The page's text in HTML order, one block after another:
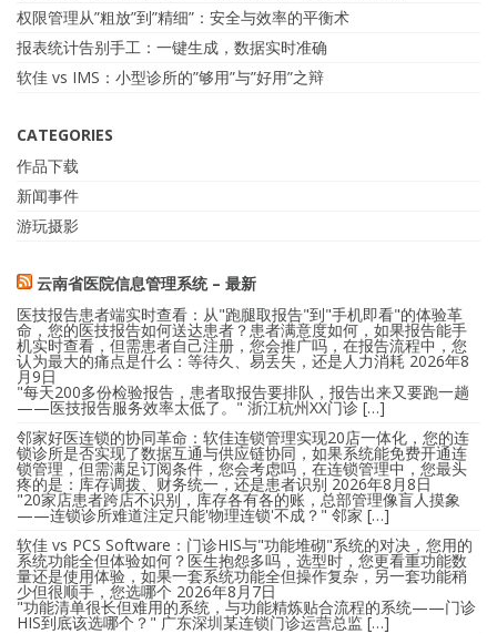
权限管理从”粗放”到”精细”：安全与效率的平衡术
报表统计告别手工：一键生成，数据实时准确
软佳 vs IMS：小型诊所的”够用”与”好用”之辩
CATEGORIES
作品下载
新闻事件
游玩摄影
云南省医院信息管理系统 – 最新
医技报告患者端实时查看：从"跑腿取报告"到"手机即看"的体验革
命，您的医技报告如何送达患者？患者满意度如何，如果报告能手
机实时查看，但需患者自己注册，您会推广吗，在报告流程中，您
认为最大的痛点是什么：等待久、易丢失，还是人力消耗 2026年8
月9日
"每天200多份检验报告，患者取报告要排队，报告出来又要跑一趟
——医技报告服务效率太低了。" 浙江杭州XX门诊 […]
邻家好医连锁的协同革命：软佳连锁管理实现20店一体化，您的连
锁诊所是否实现了数据互通与供应链协同，如果系统能免费开通连
锁管理，但需满足订阅条件，您会考虑吗，在连锁管理中，您最头
疼的是：库存调拨、财务统一，还是患者识别 2026年8月8日
"20家店患者跨店不识别，库存各有各的账，总部管理像盲人摸象
——连锁诊所难道注定只能'物理连锁'不成？" 邻家 […]
软佳 vs PCS Software：门诊HIS与"功能堆砌"系统的对决，您用的
系统功能全但体验如何？医生抱怨多吗，选型时，您更看重功能数
量还是使用体验，如果一套系统功能全但操作复杂，另一套功能稍
少但很顺手，您选哪个 2026年8月7日
"功能清单很长但难用的系统，与功能精炼贴合流程的系统——门诊
HIS到底该选哪个？" 广东深圳某连锁门诊运营总监 […]